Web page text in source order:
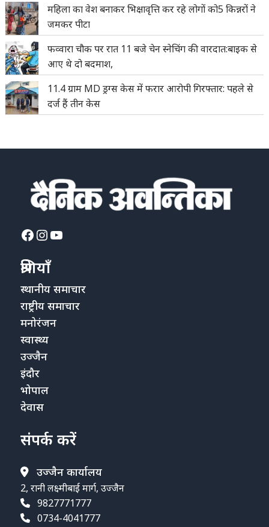
महिला का वेश बनाकर भिक्षावृत्ति कर रहे लोगों को5 किन्नरों ने
जमकर पीटा
फव्वारा चौक पर रात 11 बजे चेन स्नेचिंग की वारदात:बाइक से
आए थे दो बदमाश,
11.4 ग्राम MD ड्रग्स केस में फरार आरोपी गिरफ्तार: पहले से
दर्ज हैं तीन केस
Facebook
Instagram
YouTube
श्रेणियाँ
स्थानीय समाचार
राष्ट्रीय समाचार
मनोरंजन
स्वास्थ्य
उज्जैन
इंदौर
भोपाल
देवास
संपर्क करें
उज्जैन कार्यालय
2, रानी लक्ष्मीबाई मार्ग, उज्जैन
9827771777
0734-4041777